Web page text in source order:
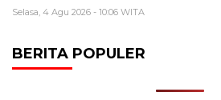
Selasa, 4 Agu 2026 - 10:06 WITA
BERITA POPULER